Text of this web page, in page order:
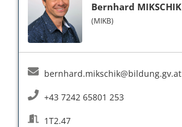
Bernhard MIKSCHIK
(MIKB)
bernhard.mikschik@bildung.gv.at
+43 7242 65801 253
1T2.47